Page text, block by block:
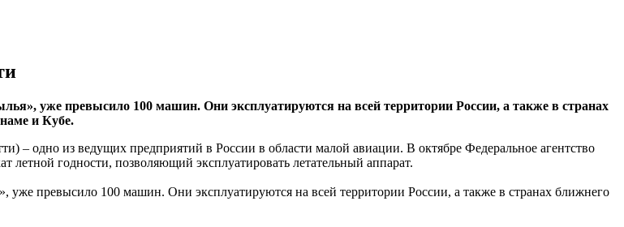
уже превысило 100 машин. Они эксплуатируются на всей территории России, а также в странах
и Кубе.
– одно из ведущих предприятий в России в области малой авиации. В октябре Федеральное агентство
годности, позволяющий эксплуатировать летательный аппарат.
превысило 100 машин. Они эксплуатируются на всей территории России, а также в странах ближнего